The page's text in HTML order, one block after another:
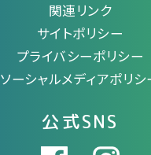
関連リンク
サイトポリシー
プライバシーポリシー
ソーシャルメディアポリシ
公式SNS